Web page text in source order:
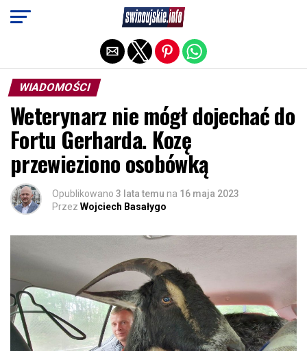
WIADOMOŚCI
Weterynarz nie mógł dojechać do
Fortu Gerharda. Kozę
przewieziono osobówką
Opublikowano 3 lata temu na 16 maja 2023
Przez Wojciech Basałygo
Exit mobile version